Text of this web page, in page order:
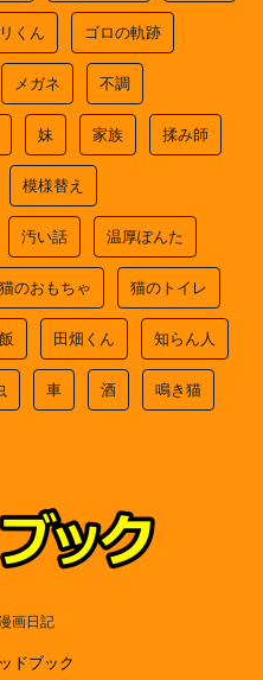
くん ゴロの軌跡
メガネ 不調
妹 家族 揉み師
模様替え
汚い話 温厚ぽんた
猫のおもちゃ 猫のトイレ
田畑くん 知らん人
車 酒 鳴き猫
画日記
ドブック